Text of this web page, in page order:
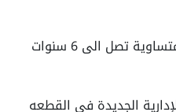
الجديدة في القطعه